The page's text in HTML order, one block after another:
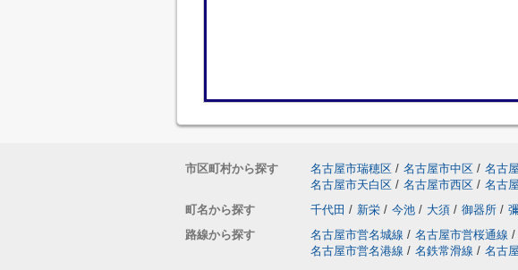
市区町村から探す 名古屋市瑞穂区 / 名古屋市中区 / 名古
名古屋市天白区 / 名古屋市西区 / 名古
町名から探す
千代田 / 新栄 / 今池 / 大須 / 御器所 /
路線から探す
名古屋市営名城線 / 名古屋市営桜通線 /
名古屋市営名港線 / 名鉄常滑線 / 名古